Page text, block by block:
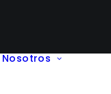
Nosotros